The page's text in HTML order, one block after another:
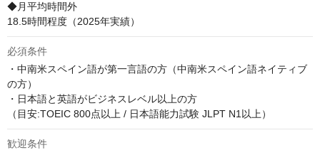
◆月平均時間外
18.5時間程度（2025年実績）
必須条件
・中南米スペイン語が第一言語の方（中南米スペイン語ネイティブ
の方）
・日本語と英語がビジネスレベル以上の方
（目安:TOEIC 800点以上 / 日本語能力試験 JLPT N1以上）
歓迎条件